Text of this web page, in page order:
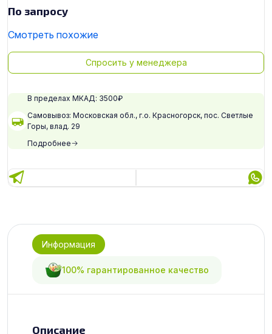
По запросу
Смотреть похожие
Спросить у менеджера
В пределах МКАД: 3500₽
Самовывоз: Московская обл., г.о. Красногорск, пос. Светлые
Горы, влад. 29
Подробнее
Информация
100% гарантированное качество
Описание